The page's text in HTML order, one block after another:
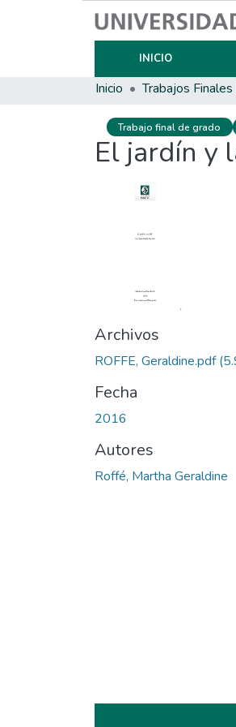
INICIO
Inicio
Trabajo final de grado
El jardín y
Archivos
ROFFE, Geraldine.pdf
Fecha
2016
Autores
Roffé, Martha Geraldine